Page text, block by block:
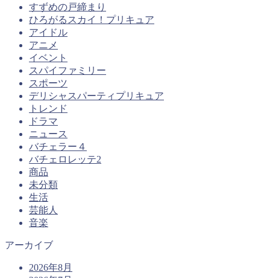
すずめの戸締まり
ひろがるスカイ！プリキュア
アイドル
アニメ
イベント
スパイファミリー
スポーツ
デリシャスパーティプリキュア
トレンド
ドラマ
ニュース
バチェラー４
バチェロレッテ2
商品
未分類
生活
芸能人
音楽
アーカイブ
2026年8月